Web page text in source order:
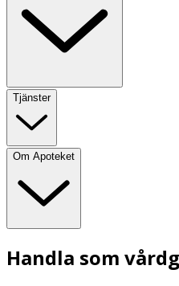
Tjänster
Om Apoteket
Handla som